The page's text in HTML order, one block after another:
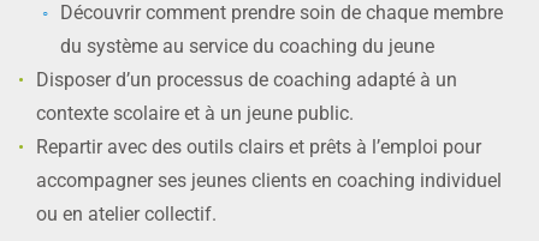
Découvrir comment prendre soin de chaque membre
du système au service du coaching du jeune
Disposer d’un processus de coaching adapté à un
contexte scolaire et à un jeune public.
Repartir avec des outils clairs et prêts à l’emploi pour
accompagner ses jeunes clients en coaching individuel
ou en atelier collectif.